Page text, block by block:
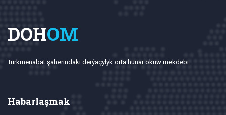
DOHOM
Türkmenabat şäherindäki derýaçylyk orta hünär okuw mekdebi.
Habarlaşmak